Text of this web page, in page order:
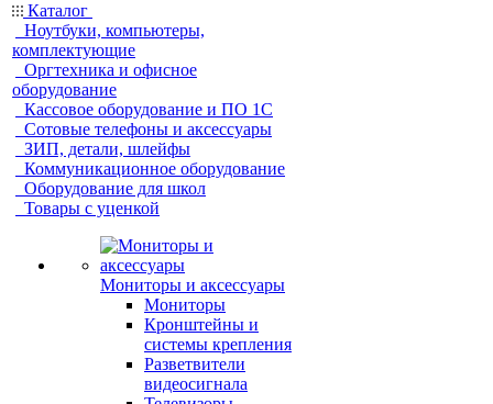
Каталог
Ноутбуки, компьютеры,
комплектующие
Оргтехника и офисное
оборудование
Кассовое оборудование и ПО 1С
Сотовые телефоны и аксессуары
ЗИП, детали, шлейфы
Коммуникационное оборудование
Оборудование для школ
Товары с уценкой
Мониторы и аксессуары
Мониторы
Кронштейны и
системы крепления
Разветвители
видеосигнала